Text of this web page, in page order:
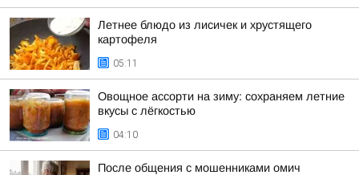
Летнее блюдо из лисичек и хрустящего
картофеля
05:11
Овощное ассорти на зиму: сохраняем летние
вкусы с лёгкостью
04:10
После общения с мошенниками омич